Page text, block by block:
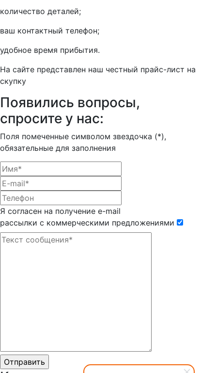
количество деталей;
ваш контактный телефон;
удобное время прибытия.
На сайте представлен наш честный прайс-лист на
скупку
Появились вопросы,
спросите у нас:
Поля помеченные символом звездочка (*),
обязательные для заполнения
Я согласен на получение e-mail
рассылки с коммерческими предложениями